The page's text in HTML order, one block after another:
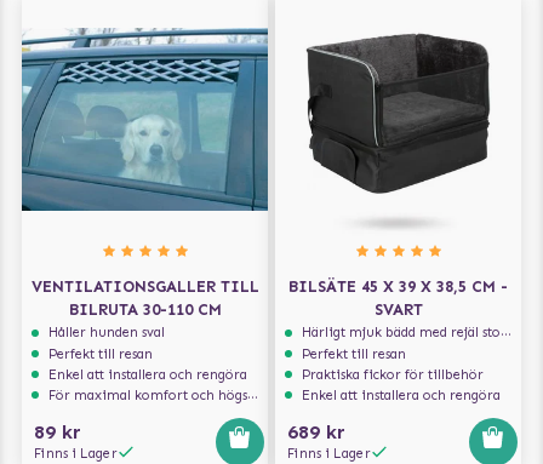
VENTILATIONSGALLER TILL
BILRUTA 30-110 CM
Håller hunden sval
Perfekt till resan
Enkel att installera och rengöra
För maximal komfort och högsta säkerhet
89 kr
Finns i Lager
BILSÄTE 45 X 39 X 38,5 CM -
SVART
Härligt mjuk bädd med rejäl stoppning som håller formen
Perfekt till resan
Praktiska fickor för tillbehör
Enkel att installera och rengöra
689 kr
Finns i Lager